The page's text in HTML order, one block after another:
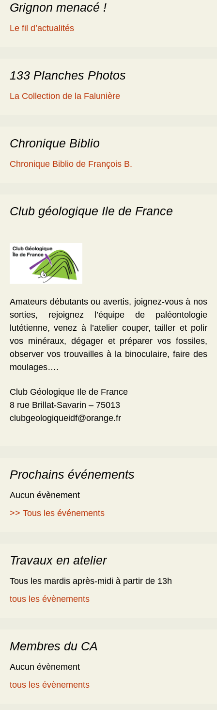
Grignon menacé !
Le fil d’actualités
133 Planches Photos
La Collection de la Falunière
Chronique Biblio
Chronique Biblio de François B.
Club géologique Ile de France
Amateurs débutants ou avertis, joignez-vous à nos
sorties, rejoignez l’équipe de paléontologie
lutétienne, venez à l’atelier couper, tailler et polir
vos minéraux, dégager et préparer vos fossiles,
observer vos trouvailles à la binoculaire, faire des
moulages….
Club Géologique Ile de France
8 rue Brillat-Savarin – 75013
clubgeologiqueidf@orange.fr
Prochains événements
Aucun évènement
>> Tous les événements
Travaux en atelier
Tous les mardis après-midi à partir de 13h
tous les évènements
Membres du CA
Aucun évènement
tous les évènements